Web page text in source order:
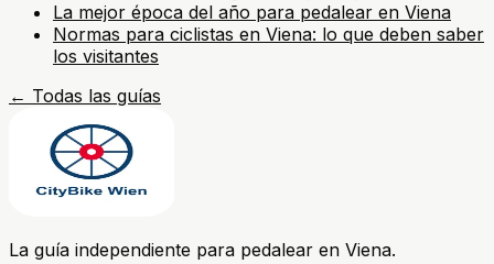
La mejor época del año para pedalear en Viena
Normas para ciclistas en Viena: lo que deben saber
los visitantes
← Todas las guías
La guía independiente para pedalear en Viena.